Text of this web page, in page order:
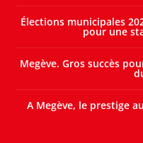
Élections municipales
pour une
Megève. Gros succès
A Megève, le prestige